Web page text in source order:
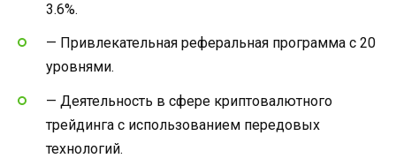
3.6%.
— Привлекательная реферальная программа с 20
уровнями.
— Деятельность в сфере криптовалютного
трейдинга с использованием передовых
технологий.